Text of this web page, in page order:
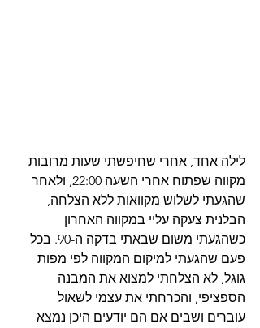
לילה אחד, אחרי שחיפשתי שעות מרובות
מקווה שפתוח אחרי השעה 22:00, ולאחר
שהגעתי לשלוש מקוואות ללא הצלחה,
הבלנית צעקה עליי במקווה האחרון
כשהגעתי משום שבאתי בדקה ה-90. בכל
פעם שהגעתי למיקום המקווה לפי מפות
גוגל, לא הצלחתי למצוא את המבנה
הספציפי, והכרחתי את עצמי לשאול
עוברים ושבים אם הם יודעים היכן נמצא